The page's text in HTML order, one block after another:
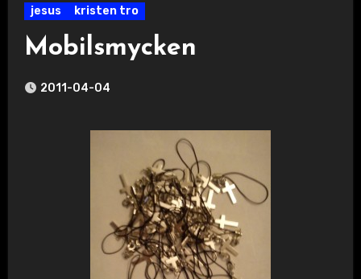
jesus kristen tro
Mobilsmycken
2011-04-04